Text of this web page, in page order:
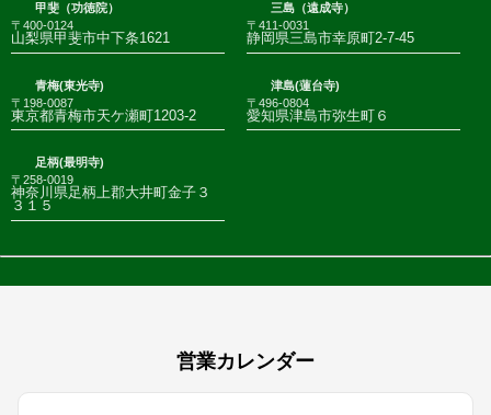
甲斐（功徳院）
〒400-0124
山梨県甲斐市中下条1621
三島（遠成寺）
〒411-0031
静岡県三島市幸原町2-7-45
青梅(東光寺)
〒198-0087
東京都青梅市天ケ瀬町1203-2
津島(蓮台寺)
〒496-0804
愛知県津島市弥生町６
足柄(最明寺)
〒258-0019
神奈川県足柄上郡大井町金子３
３１５
営業カレンダー